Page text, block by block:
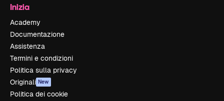
Inizia
Academy
Documentazione
Assistenza
Termini e condizioni
Politica sulla privacy
Originali New
Politica dei cookie